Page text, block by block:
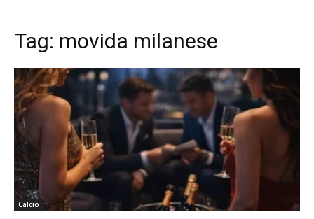
Tag: movida milanese
Calcio